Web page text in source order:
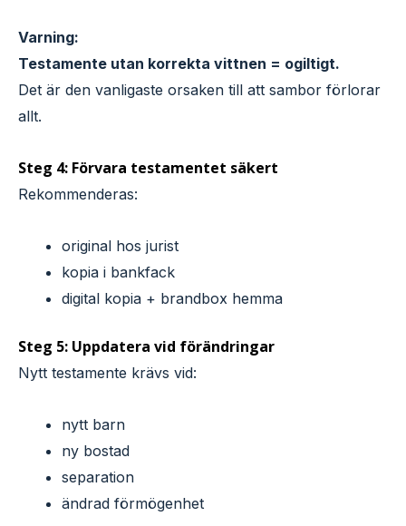
Varning:
Testamente utan korrekta vittnen = ogiltigt.
Det är den vanligaste orsaken till att sambor förlorar
allt.
Steg 4: Förvara testamentet säkert
Rekommenderas:
original hos jurist
kopia i bankfack
digital kopia + brandbox hemma
Steg 5: Uppdatera vid förändringar
Nytt testamente krävs vid:
nytt barn
ny bostad
separation
ändrad förmögenhet